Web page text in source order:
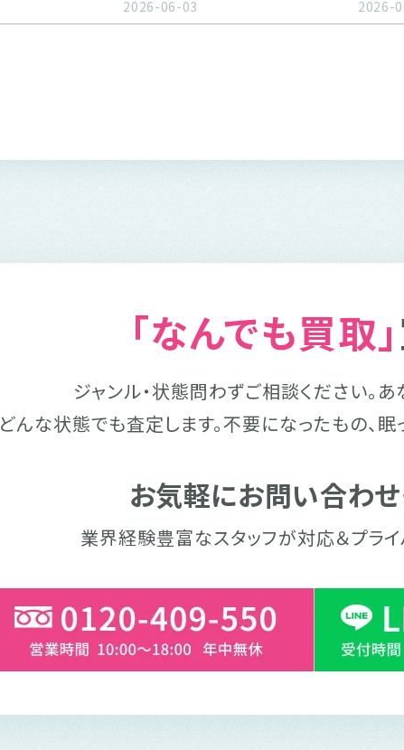
2026-06-03 2026-
「なんでも買取」
ジャンル・状態問わずご相談ください。 あ
どんな状態でも査定します。不要になったもの、眠
お気軽にお問い合わせ
業界経験豊富なスタッフが対応＆プラ